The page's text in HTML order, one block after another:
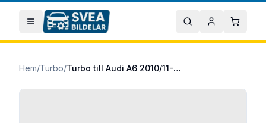
Hoppa till huvudinnehåll
Öppna meny Sök Mitt konto
Hem/Turbo/ Turbo till Audi A6 2010/11-2018/09 3.0 TDI